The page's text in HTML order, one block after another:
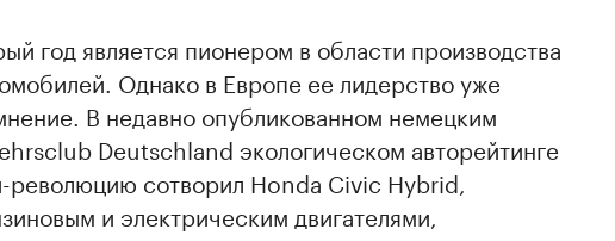
год является пионером в области производства
Однако в Европе ее лидерство уже
В недавно опубликованном немецким
Deutschland экологическом авторейтинге
революцию сотворил Honda Civic Hybrid,
и электрическим двигателями,